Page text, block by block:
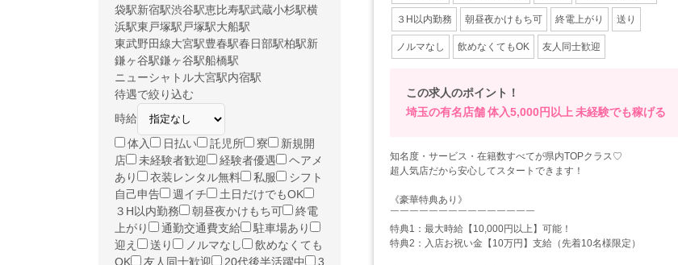
３H以内勤務 朝昼夜かけもち可 終電上がり 送り
ノルマなし 飲めなくてもOK 友人同士歓迎
この求人のポイント！
埼玉の有名店舗体入5,000円以上 未経験でも稼げる
知名度・サービス・在籍数すべてが県内TOPクラス♡
超人気店だから安心してスタートできます！
《豪華特典あり》
￣￣￣￣￣￣￣￣￣￣￣￣￣￣￣
特典1：最大時給【10,000円以上】可能！
特典2：入店お祝い金【10万円】支給（先着10名様限定）
袋駅新宿駅渋谷駅恵比寿駅武蔵小杉駅横
浜駅東戸塚駅 戸塚駅大船駅
東武野田線大宮駅豊春駅春日部駅柏駅新
鎌ヶ谷駅鎌ヶ谷駅船橋駅
ニューシャトル大宮駅内宿駅
待遇で絞り込む
時給
体入
日払い 託児所 寮
新規開
店
未経験者歓迎 経験者優遇
ヘアメ
あり
衣装レンタル無料 私服
シフト
自己申告
週イチ
土日だけでもOK
３H以内勤務
朝昼夜かけもち可
終電
上がり
通勤交通費支給
駐車場あり
迎え
送り ノルマなし
飲めなくても
OK
友人同士歓迎 20代後半活躍中
3